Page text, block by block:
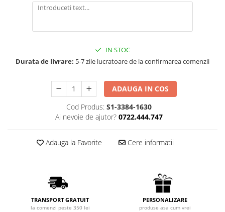
IN STOC
Durata de livrare: 5-7 zile lucratoare de la confirmarea comenzii
ADAUGA IN COS
Cod Produs: S1-3384-1630
Ai nevoie de ajutor? 0722.444.747
Adauga la Favorite Cere informatii
TRANSPORT GRATUIT
la comenzi peste 350 lei
PERSONALIZARE
produse asa cum vrei